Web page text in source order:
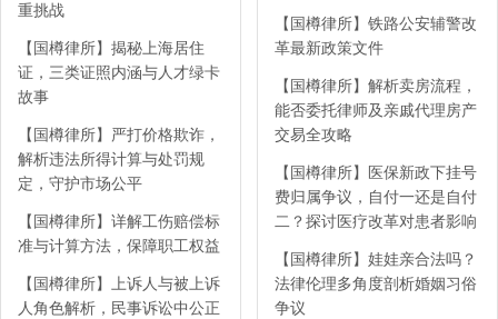
重挑战
【国樽律所】揭秘上海居住
证，三类证照内涵与人才绿卡
故事
【国樽律所】严打价格欺诈，
解析违法所得计算与处罚规
定，守护市场公平
【国樽律所】详解工伤赔偿标
准与计算方法，保障职工权益
【国樽律所】上诉人与被上诉
人角色解析，民事诉讼中公正
【国樽律所】铁路公安辅警改
革最新政策文件
【国樽律所】解析卖房流程，
能否委托律师及亲戚代理房产
交易全攻略
【国樽律所】医保新政下挂号
费归属争议，自付一还是自付
二？探讨医疗改革对患者影响
【国樽律所】娃娃亲合法吗？
法律伦理多角度剖析婚姻习俗
争议